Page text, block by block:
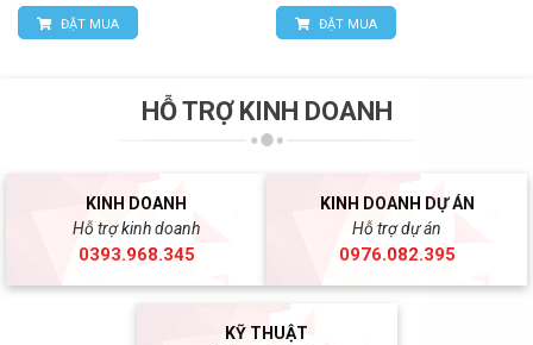
ĐẶT MUA ĐẶT MUA
HỖ TRỢ KINH DOANH
KINH DOANH
Hỗ trợ kinh doanh
0393.968.345
KINH DOANH DỰ ÁN
Hỗ trợ dự án
0976.082.395
KỸ THUẬT